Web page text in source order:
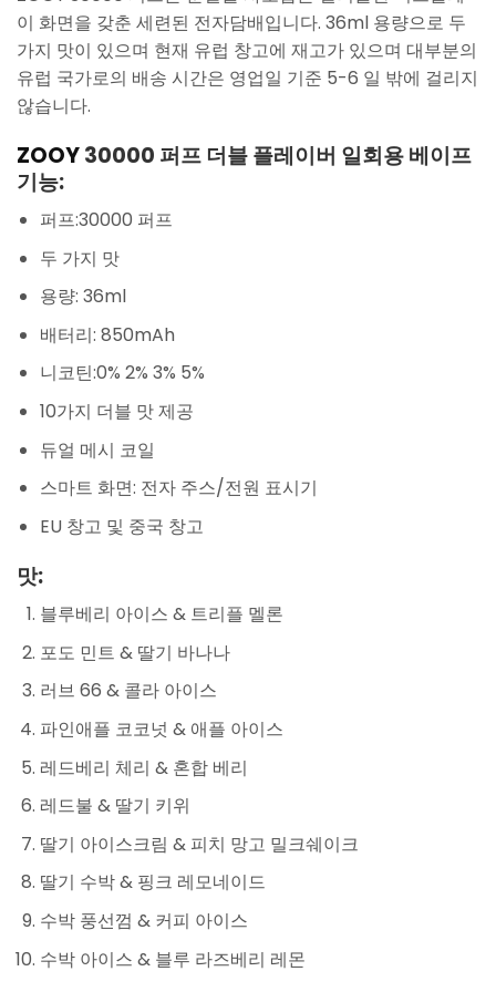
이 화면을 갖춘 세련된 전자담배입니다. 36ml 용량으로 두
가지 맛이 있으며 현재 유럽 창고에 재고가 있으며 대부분의
유럽 국가로의 배송 시간은 영업일 기준 5-6 일 밖에 걸리지
않습니다.
ZOOY30000 퍼프 더블 플레이버 일회용 베이프
기능:
퍼프:30000 퍼프
두 가지 맛
용량: 36ml
배터리: 850mAh
니코틴:0% 2% 3% 5%
10가지 더블 맛 제공
듀얼 메시 코일
스마트 화면: 전자 주스/전원 표시기
EU 창고 및 중국 창고
맛:
블루베리 아이스 & 트리플 멜론
포도 민트 & 딸기 바나나
러브 66 & 콜라 아이스
파인애플 코코넛 & 애플 아이스
레드베리 체리 & 혼합 베리
레드불 & 딸기 키위
딸기 아이스크림 & 피치 망고 밀크쉐이크
딸기 수박 & 핑크 레모네이드
수박 풍선껌 & 커피 아이스
수박 아이스 & 블루 라즈베리 레몬